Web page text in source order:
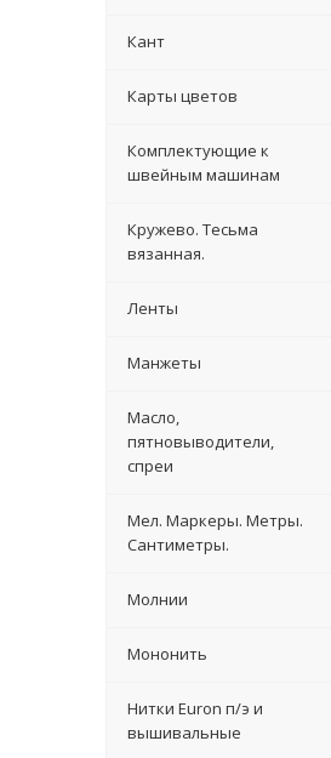
Кант
Карты цветов
Комплектующие к
швейным машинам
Кружево. Тесьма
вязанная.
Ленты
Манжеты
Масло,
пятновыводители,
спреи
Мел. Маркеры. Метры.
Сантиметры.
Молнии
Мононить
Нитки Euron п/э и
вышивальные